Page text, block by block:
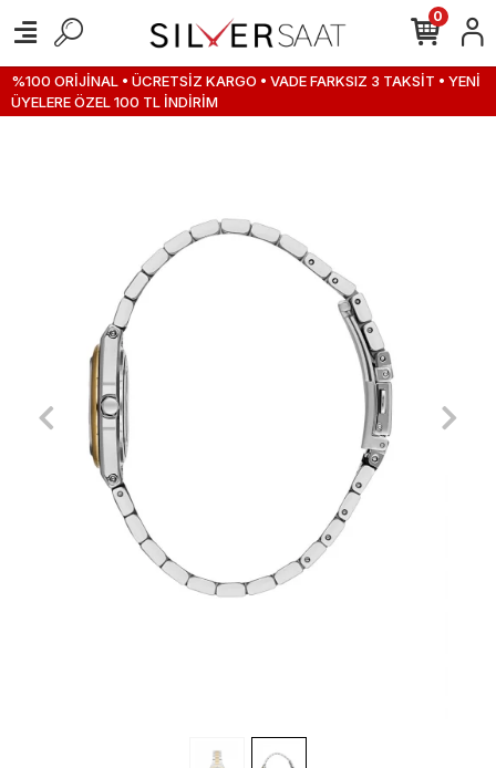
%100 ORİJİNAL • ÜCRETSİZ KARGO • VADE FARKSIZ 3 TAKSİT • YENİ
ÜYELERE ÖZEL 100 TL İNDİRİM
0